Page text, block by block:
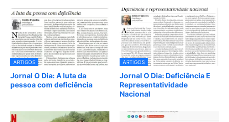
ARTIGOS
Jornal O Dia: A luta da
pessoa com deficiência
ARTIGOS
Jornal O Dia: Deficiência E
Representatividade
Nacional